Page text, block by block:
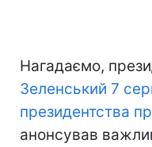
Нагадаємо,
Зеленський 7
президентства
анонсував